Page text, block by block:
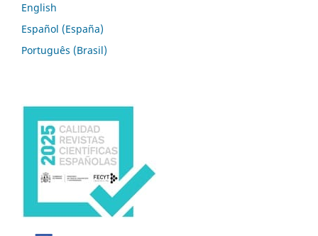
English
Español (España)
Português (Brasil)